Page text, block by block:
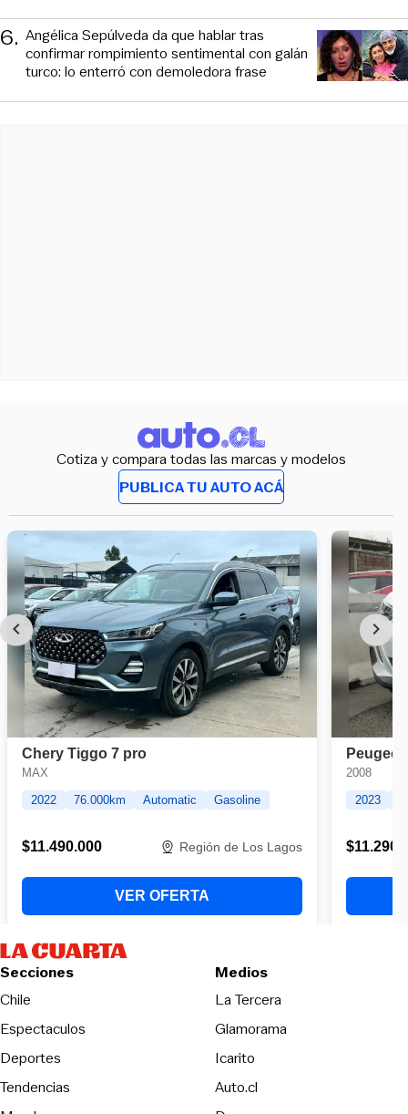
6. Angélica Sepúlveda da que hablar tras
confirmar rompimiento sentimental con galán
turco: lo enterró con demoledora frase
Cotiza y compara todas las marcas y modelos
PUBLICA TU AUTO ACÁ
Secciones
Chile
Espectaculos
Deportes
Tendencias
Medios
La TerceraOpens in new
Glamorama
Icarito
Auto.cl